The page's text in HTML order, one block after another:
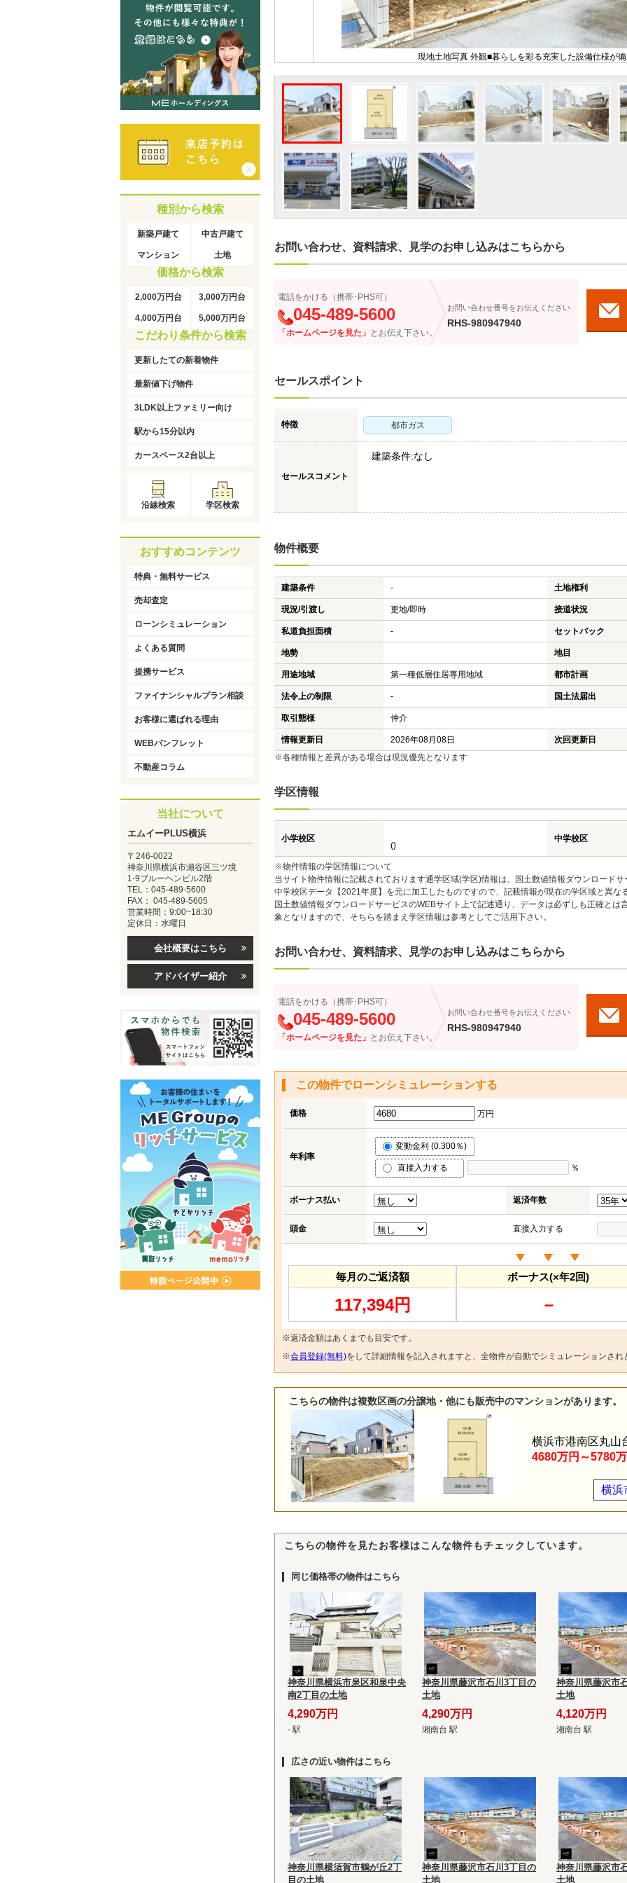
現地土地写真 外観■暮らしを彩る充実した設備仕様が
お問い合わせ、資料請求、見学のお申し込みはこちらから
電話をかける（携帯･PHS可）
045-489-5600
「ホームページを見た」 とお伝え下さい。
お問い合わせ番号をお伝えください
RHS-980947940
セールスポイント
特徴 都市ガス
セールスコメント
建築条件:なし
物件概要
建築条件 - 土地権利
現況/引渡し 更地/即時 接道状況
私道負担面積 - セットバック
地勢 地目
用途地域 第一種低層住居専用地域 都市計画
法令上の制限 - 国土法届出
取引態様 仲介
情報更新日 2026年08月08日
次回更新日
※各種情報と差異がある場合は現況優先となります
学区情報
小学校区
()
中学校区
※物件情報の学区情報について
当サイト物件情報に記載されております通学区域(学区)情報は、国土数値情報ダウンロード
中学校区データ【2021年度】を元に加工したものですので、記載情報が現在の学区域と異な
国土数値情報ダウンロードサービスのWEBサイト上で記述通り、データは必ずしも正確と
象となりますので、そちらを踏まえ学区情報は参考としてご活用下さい。
お問い合わせ、資料請求、見学のお申し込みはこちらから
電話をかける（携帯･PHS可）
045-489-5600
「ホームページを見た」 とお伝え下さい。
お問い合わせ番号をお伝えください
RHS-980947940
この物件でローンシミュレーションする
価格 万円
年利率
変動金利 (0.300％)
直接入力する ％
ボーナス払い 返済年数
頭金 直接入力する
毎月のご返済額
117,394円
ボーナス(×年2回)
－
※返済金額はあくまでも目安です。
※会員登録(無料)をして詳細情報を記入されますと、全物件が自動でシミュレーションさ
こちらの物件は複数区画の分譲地・他にも販売中のマンションがあります。
横浜
横浜市港南区丸山
4680万円～5780
こちらの物件を見たお客様はこんな物件もチェックしています。
同じ価格帯の物件はこちら
神奈川県横浜市泉区和泉中央
南2丁目の土地
4,290万円
- 駅
神奈川県藤沢市石川3丁目の
土地
4,290万円
湘南台 駅
神奈川県藤沢市
土地
4,120万円
湘南台 駅
広さの近い物件はこちら
神奈川県横須賀市鶴が丘2丁
目の土地
神奈川県藤沢市石川3丁目の
土地
神奈川県藤沢市
土地
種別から検索
新築戸建て 中古戸建て
マンション 土地
価格から検索
2,000万円台 3,000万円台
4,000万円台 5,000万円台
こだわり条件から検索
更新したての新着物件
最新値下げ物件
3LDK以上ファミリー向け
駅から15分以内
カースペース2台以上
沿線検索 学区検索
おすすめコンテンツ
特典・無料サービス
売却査定
ローンシミュレーション
よくある質問
提携サービス
ファイナンシャルプラン相談
お客様に選ばれる理由
WEBパンフレット
不動産コラム
当社について
エムイーPLUS横浜
〒246-0022
神奈川県横浜市瀬谷区三ツ境
1-9ブルーヘンビル2階
TEL：045-489-5600
FAX： 045-489-5605
営業時間：9:00~18:30
定休日：水曜日
会社概要はこちら
アドバイザー紹介